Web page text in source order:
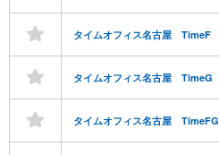
タイムオフィス名古屋 TimeF
タイムオフィス名古屋 TimeG
タイムオフィス名古屋 TimeFG